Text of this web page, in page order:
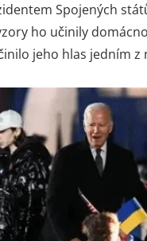
Spojených
ho učinily
jeho hlas jedním